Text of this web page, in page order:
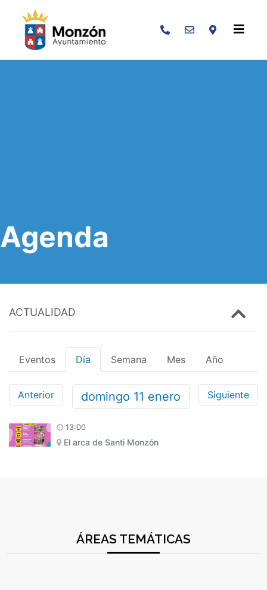
Buscar
Agenda
ACTUALIDAD
Eventos Día Semana Mes Año
Anterior domingo 11 enero Siguiente
13:00
El arca de Santi Monzón
ÁREAS TEMÁTICAS